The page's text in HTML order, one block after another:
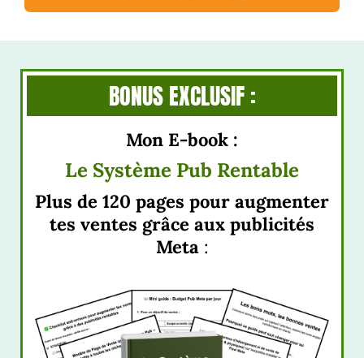
BONUS EXCLUSIF :
Mon E-book :
Le Système Pub Rentable
Plus de 120 pages pour augmenter
tes ventes grâce aux publicités
Meta: